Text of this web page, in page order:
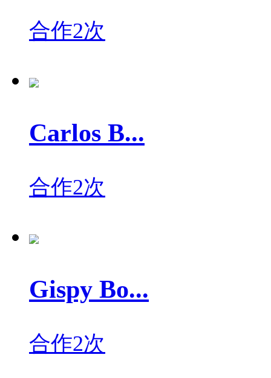
合作2次
Carlos B...
合作2次
Gispy Bo...
合作2次